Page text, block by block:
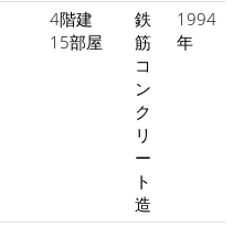
4階建
15部屋
鉄
筋
コ
ン
ク
リ
ー
ト
造
1994
年